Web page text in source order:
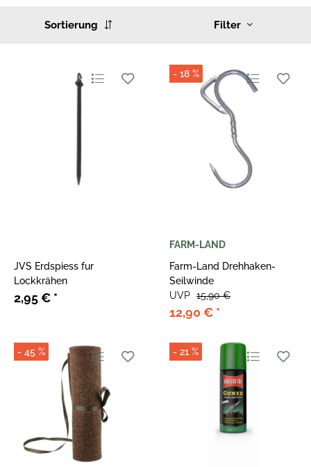
Filter
Sortierung
JVS Erdspiess fur
Lockkrähen
2,95 € *
- 18 %
FARM-LAND
Farm-Land Drehhaken-
Seilwinde
12,90 € *
UVP 15,90 €
- 45 % - 21 %